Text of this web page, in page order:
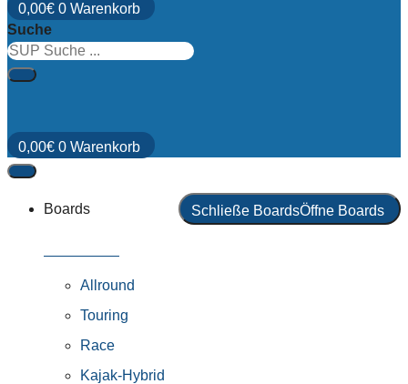
0,00€ 0 Warenkorb
Suche
0,00€ 0 Warenkorb
Boards Schließe BoardsÖffne Boards
Allround
Touring
Race
Kajak-Hybrid